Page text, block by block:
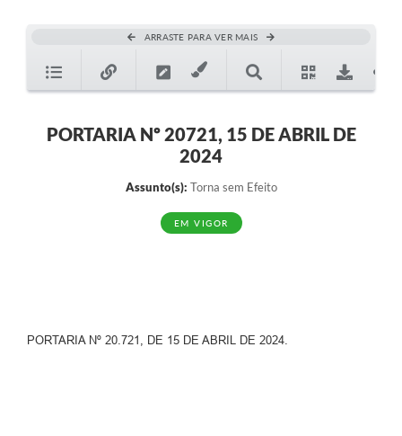
ARRASTE PARA VER MAIS
PORTARIA Nº 20721, 15 DE ABRIL DE
2024
Assunto(s): Torna sem Efeito
EM VIGOR
PORTARIA Nº 20.721, DE 15 DE ABRIL DE 2024.